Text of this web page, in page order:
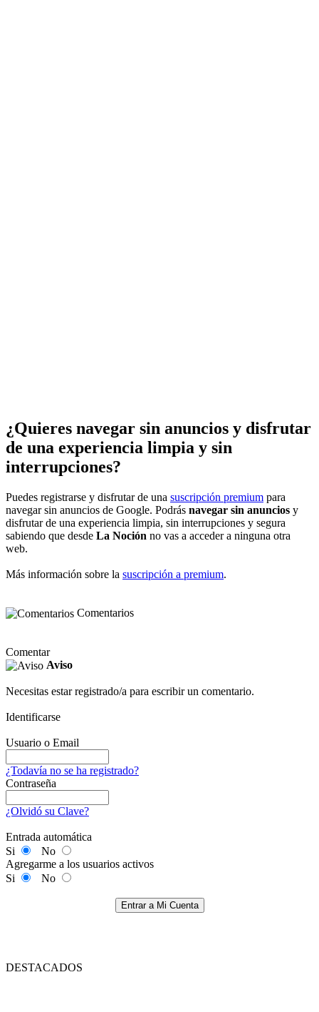
¿Quieres navegar sin anuncios y disfrutar
de una experiencia limpia y sin
interrupciones?
Puedes registrarse y disfrutar de una suscripción premium para
navegar sin anuncios de Google. Podrás navegar sin anuncios y
disfrutar de una experiencia limpia, sin interrupciones y segura
sabiendo que desde La Noción no vas a acceder a ninguna otra
web.
Más información sobre la suscripción a premium.
Comentarios
Comentar
Aviso
Necesitas estar registrado/a para escribir un comentario.
Identificarse
Usuario o Email
¿Todavía no se ha registrado?
Contraseña
¿Olvidó su Clave?
Entrada automática
Si
No
Agregarme a los usuarios activos
Si
No
Entrar a Mi Cuenta
DESTACADOS